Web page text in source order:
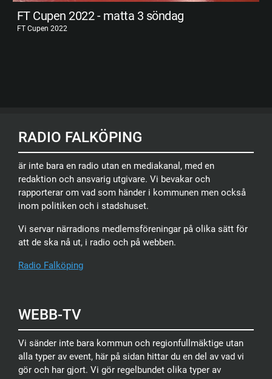
FT Cupen 2022 - matta 3 söndag
FT Cupen 2022
RADIO FALKÖPING
är inte bara en radio utan en mediakanal, med en
redaktion och ansvarig utgivare. Vi bevakar och
rapporterar om vad som händer i kommunen men också
inom politiken och i stadshuset.
Vi servar närradions medlemsföreningar på olika sätt för
att de ska nå ut, i radio och på webben.
Radio Falköping
WEBB-TV
Vi sänder inte bara kommun och regionfullmäktige utan
alla typer av event, här på sidan hittar du en del av vad vi
gör och har gjort. Vi gör regelbundet olika typer av